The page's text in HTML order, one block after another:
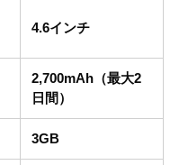
4.6インチ
2,700mAh（最大2
日間）
3GB